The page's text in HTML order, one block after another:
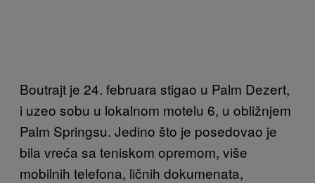
Boutrajt je 24. februara stigao u Palm Dezert,
i uzeo sobu u lokalnom motelu 6, u obližnjem
Palm Springsu. Jedino što je posedovao je
bila vreća sa teniskom opremom, više
mobilnih telefona, ličnih dokumenata,